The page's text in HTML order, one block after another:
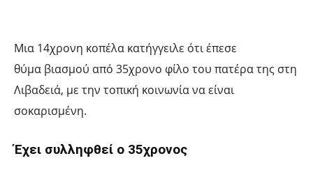
Μια 14χρονη κοπέλα κατήγγειλε ότι έπεσε
θύμα βιασμού από 35χρονο φίλο του πατέρα της στη
Λιβαδειά, με την τοπική κοινωνία να είναι
σοκαρισμένη.
Έχει συλληφθεί ο 35χρονος